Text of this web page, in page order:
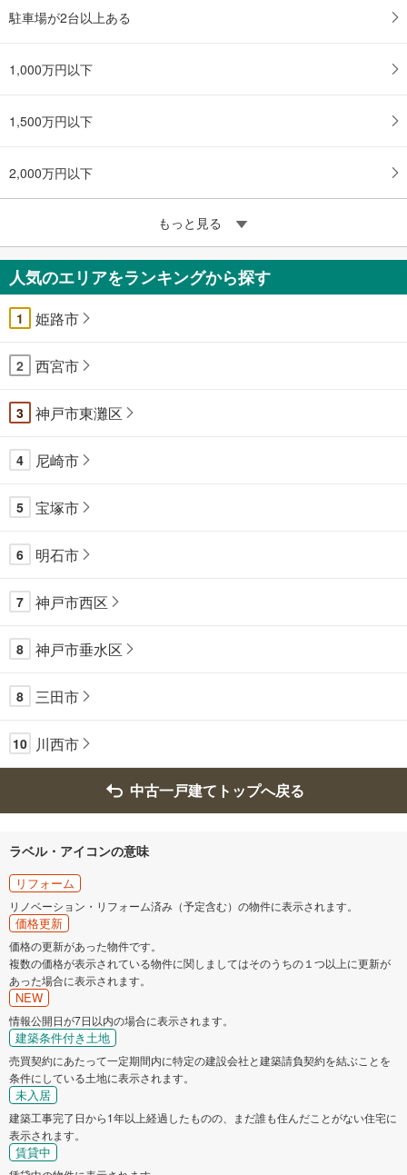
駐車場が2台以上ある
1,000万円以下
1,500万円以下
2,000万円以下
もっと見る
人気のエリアをランキングから探す
1 姫路市
2 西宮市
3 神戸市東灘区
4 尼崎市
5 宝塚市
6 明石市
7 神戸市西区
8 神戸市垂水区
8 三田市
10 川西市
中古一戸建てトップへ戻る
ラベル・アイコンの意味
リフォーム
リノベーション・リフォーム済み（予定含む）の物件に表示されます。
価格更新
価格の更新があった物件です。
複数の価格が表示されている物件に関しましてはそのうちの１つ以上に更新が
あった場合に表示されます。
NEW
情報公開日が7日以内の場合に表示されます。
建築条件付き土地
売買契約にあたって一定期間内に特定の建設会社と建築請負契約を結ぶことを
条件にしている土地に表示されます。
未入居
建築工事完了日から1年以上経過したものの、まだ誰も住んだことがない住宅に
表示されます。
賃貸中